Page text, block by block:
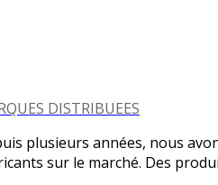
DISTRIBUEES
plusieurs années, nous
sur le marché. Des